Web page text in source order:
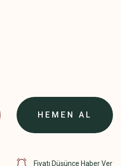
HEMEN AL
Fiyatı Düşünce Haber Ver